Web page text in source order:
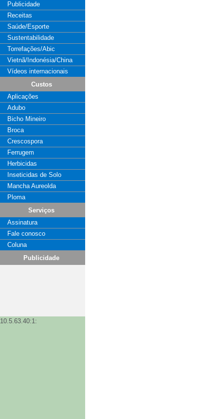
Publicidade
Receitas
Saúde/Esporte
Sustentabilidade
Torrefações/Abic
Vietnã/Indonésia/China
Vídeos internacionais
Custos
Aplicações
Adubo
Bicho Mineiro
Broca
Crescospora
Ferrugem
Herbicidas
Inseticidas de Solo
Mancha Aureolda
Ploma
Serviços
Assinatura
Fale conosco
Coluna
Publicidade
10.5.63.40:1: